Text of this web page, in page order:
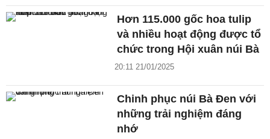
Hơn 115.000 gốc hoa tulip
và nhiều hoạt động được tổ
chức trong Hội xuân núi Bà
20:11 21/01/2025
Chinh phục núi Bà Đen với
những trải nghiệm đáng
nhớ